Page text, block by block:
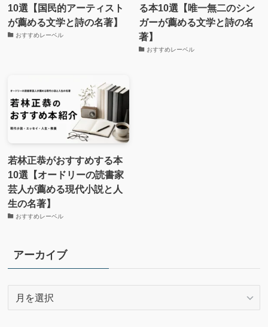
10選【国民的アーティスト
が薦める文学と詩の名著】
おすすめレーベル
る本10選【唯一無二のシン
ガーが薦める文学と詩の名
著】
おすすめレーベル
若林正恭がおすすめする本
10選【オードリーの読書家
芸人が薦める現代小説と人
生の名著】
おすすめレーベル
アーカイブ